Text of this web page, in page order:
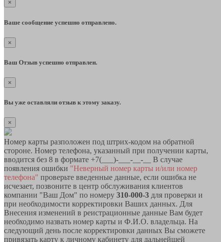
×
Ваше сообщение успешно отправлено.
×
Ваш Отзыв успешно отправлен.
×
Вы уже оставляли отзыв к этому заказу.
×
Номер карты разположен под штрих-кодом на обратной
стороне. Номер телефона, указанный при получении карты,
вводится без 8 в формате +7(___)-___-__-__ В случае
появления ошибки "Неверный номер карты и/или номер
телефона" проверьте введенные данные, если ошибка не
исчезает, позвоните в центр обслуживания клиентов
компании "Ваш Дом" по номеру 310-000-3 для проверки и
при необходимости корректировки Ваших данных. Для
Внесения изменений в реистрационные данные Вам будет
необходимо назвать номер карты и Ф.И.О. владельца. На
следующий день после корректировки данных Вы сможете
привязать карту к личному кабинету для дальнейшей